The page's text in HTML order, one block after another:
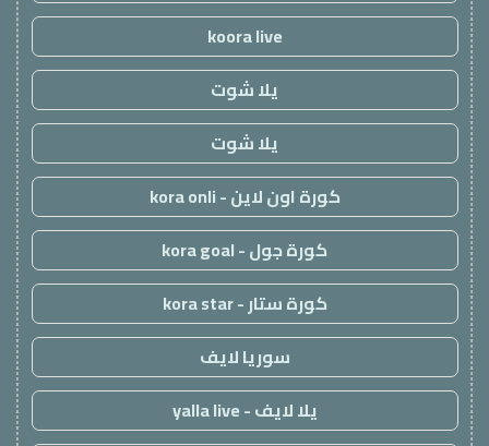
koora live
يلا شوت
يلا شوت
كورة اون لاين - kora onli
كورة جول - kora goal
كورة ستار - kora star
سوريا لايف
يلا لايف - yalla live